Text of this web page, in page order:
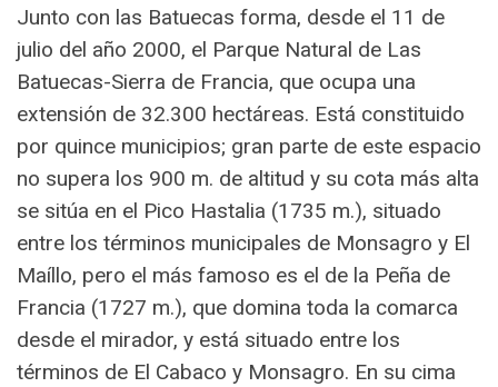
Junto con las Batuecas forma, desde el 11 de
julio del año 2000, el Parque Natural de Las
Batuecas-Sierra de Francia, que ocupa una
extensión de 32.300 hectáreas. Está constituido
por quince municipios; gran parte de este espacio
no supera los 900 m. de altitud y su cota más alta
se sitúa en el Pico Hastalia (1735 m.), situado
entre los términos municipales de Monsagro y El
Maíllo, pero el más famoso es el de la Peña de
Francia (1727 m.), que domina toda la comarca
desde el mirador, y está situado entre los
términos de El Cabaco y Monsagro. En su cima